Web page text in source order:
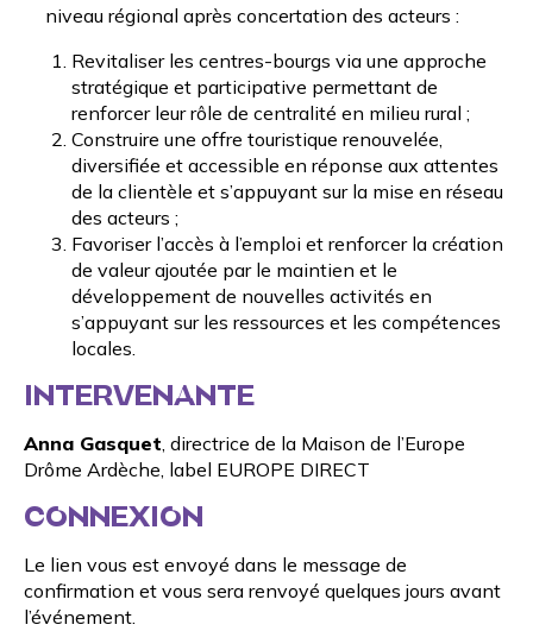
niveau régional après concertation des acteurs :
Revitaliser les centres-bourgs via une approche
stratégique et participative permettant de
renforcer leur rôle de centralité en milieu rural ;
Construire une offre touristique renouvelée,
diversifiée et accessible en réponse aux attentes
de la clientèle et s’appuyant sur la mise en réseau
des acteurs ;
Favoriser l’accès à l’emploi et renforcer la création
de valeur ajoutée par le maintien et le
développement de nouvelles activités en
s’appuyant sur les ressources et les compétences
locales.
INTERVENANTE
Anna Gasquet, directrice de la Maison de l’Europe
Drôme Ardèche, label EUROPE DIRECT
CONNEXION
Le lien vous est envoyé dans le message de
confirmation et vous sera renvoyé quelques jours avant
l’événement.